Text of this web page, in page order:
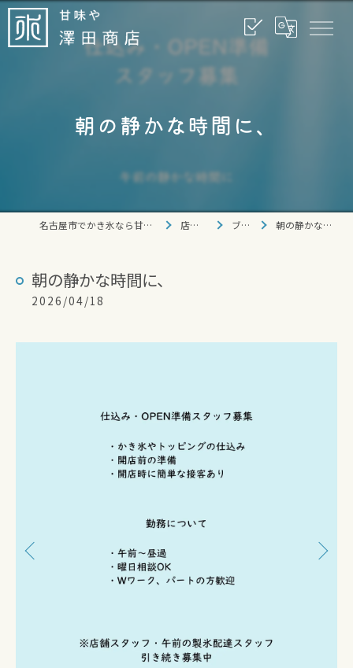
朝の静かな時間に、
名古屋市でかき氷なら甘味や 澤田商店 店舗情報 ブログ 朝の静かな時間に、
朝の静かな時間に、
2026/04/18